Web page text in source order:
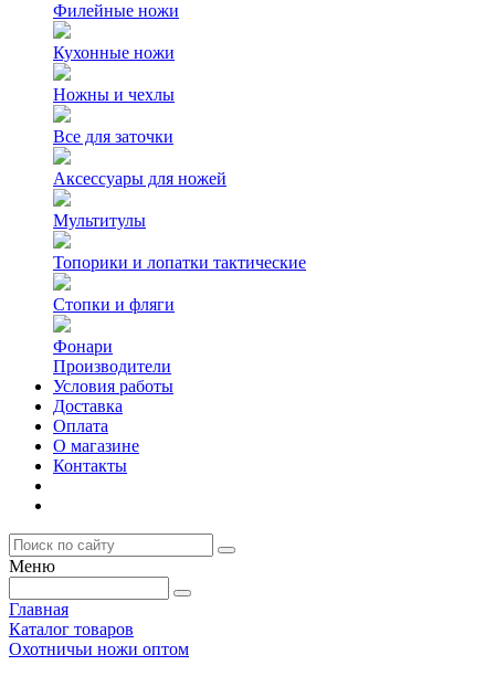
Филейные ножи
Кухонные ножи
Ножны и чехлы
Все для заточки
Аксессуары для ножей
Мультитулы
Топорики и лопатки тактические
Стопки и фляги
Фонари
Производители
Условия работы
Доставка
Оплата
О магазине
Контакты
Меню
Главная
Каталог товаров
Охотничьи ножи оптом